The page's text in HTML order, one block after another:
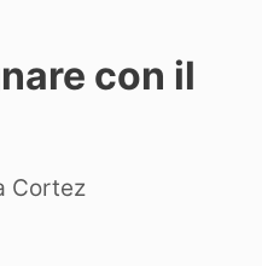
con il
Cortez